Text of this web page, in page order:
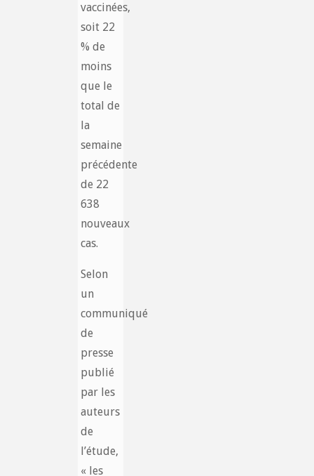
vaccinées,
soit 22
% de
moins
que le
total de
la
semaine
précédente
de 22
638
nouveaux
cas.
Selon
un
communiqué
de
presse
publié
par les
auteurs
de
l’étude,
« les